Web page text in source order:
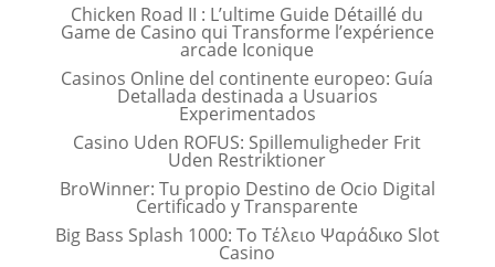
Chicken Road II : L’ultime Guide Détaillé du
Game de Casino qui Transforme l’expérience
arcade Iconique
Casinos Online del continente europeo: Guía
Detallada destinada a Usuarios
Experimentados
Casino Uden ROFUS: Spillemuligheder Frit
Uden Restriktioner
BroWinner: Tu propio Destino de Ocio Digital
Certificado y Transparente
Big Bass Splash 1000: Το Τέλειο Ψαράδικο Slot
Casino